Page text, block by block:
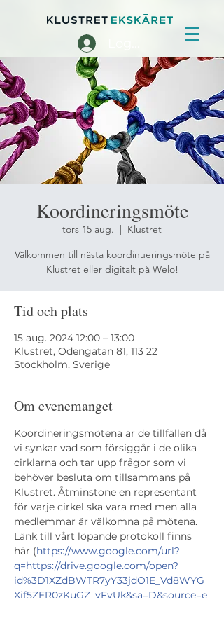
Koordineringsmöte
tors 15 aug.
  |
Klustret
Välkommen till nästa koordinueringsmöte på
Klustret eller digitalt på Welo!
Tid och plats
15 aug. 2024 12:00 – 13:00
Klustret, Odengatan 81, 113 22
Stockholm, Sverige
Om evenemanget
Koordineringsmötena är de tillfällen då
vi synkar vad som försiggår i de olika
cirklarna och tar upp frågor som vi
behöver besluta om tillsammans på
Klustret. Åtminstone en representant
för varje cirkel ska vara med men alla
medlemmar är välkomna på mötena.
Länk till vårt löpande protokoll finns
här (https://www.google.com/url?
q=https://drive.google.com/open?
id%3D1XZdBWTR7yY33jdO1E_Vd8WYG
Xjf5ZER0zKuGZ_yFvUk&sa=D&source=e